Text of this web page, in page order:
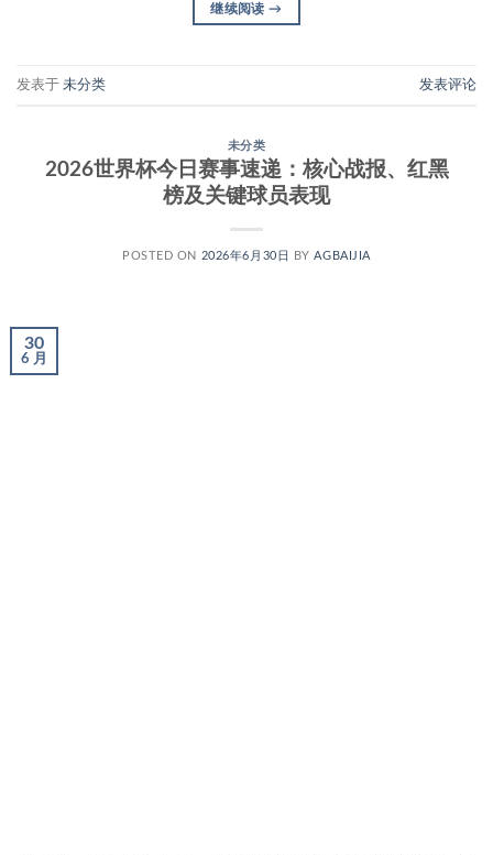
继续阅读→
发表于 未分类 发表评论
未分类
2026世界杯今日赛事速递：核心战报、红黑
榜及关键球员表现
POSTED ON 2026年6月30日 BYAGBAIJIA
30
6 月